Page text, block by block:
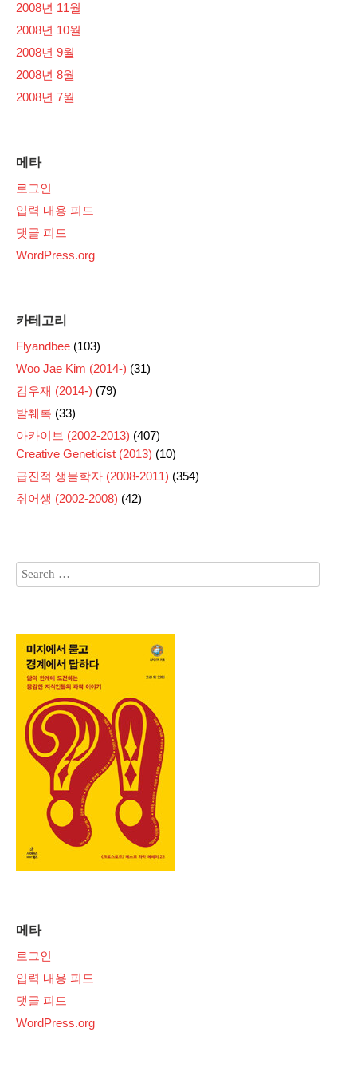
2008년 11월
2008년 10월
2008년 9월
2008년 8월
2008년 7월
메타
로그인
입력 내용 피드
댓글 피드
WordPress.org
카테고리
Flyandbee (103)
Woo Jae Kim (2014-) (31)
김우재 (2014-) (79)
발췌록 (33)
아카이브 (2002-2013) (407)
Creative Geneticist (2013) (10)
급진적 생물학자 (2008-2011) (354)
취어생 (2002-2008) (42)
메타
로그인
입력 내용 피드
댓글 피드
WordPress.org